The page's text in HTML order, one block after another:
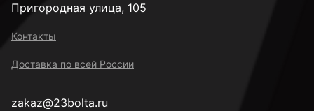
Пригородная улица, 105
Контакты
Доставка по всей России
zakaz@23bolta.ru